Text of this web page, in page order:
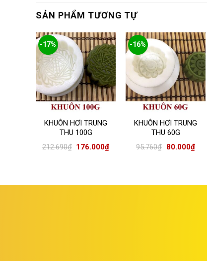
SẢN PHẨM TƯƠNG TỰ
-17%
KHUÔN HƠI TRUNG
THU 100G
212.690₫ 176.000₫
-16%
KHUÔN HƠI TRUNG
THU 60G
95.760₫ 80.000₫